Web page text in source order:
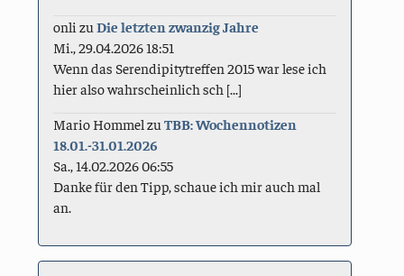
onli zuDie letzten zwanzig Jahre
Mi., 29.04.2026 18:51
Wenn das Serendipitytreffen 2015 war lese ich
hier also wahrscheinlich sch [...]
Mario Hommel zuTBB: Wochennotizen
18.01.-31.01.2026
Sa., 14.02.2026 06:55
Danke für den Tipp, schaue ich mir auch mal
an.